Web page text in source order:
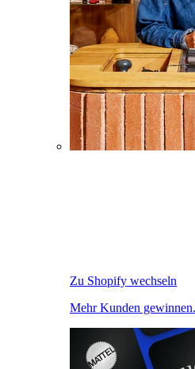
Zu Shopify wechseln
Mehr Kunden